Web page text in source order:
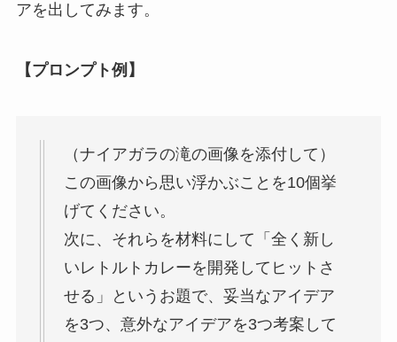
アを出してみます。
【プロンプト例】
（ナイアガラの滝の画像を添付して）
この画像から思い浮かぶことを10個挙
げてください。
次に、それらを材料にして「全く新し
いレトルトカレーを開発してヒットさ
せる」というお題で、妥当なアイデア
を3つ、意外なアイデアを3つ考案して